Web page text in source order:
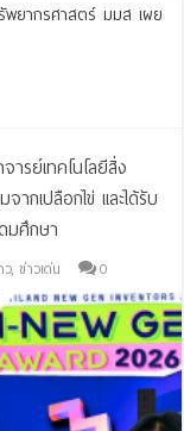
พยากรศาสตร์ มมส เผย
รย์เทคโนโลยีสิ่ง
ากเปลือกไข่ และได้รับ
มศึกษา
ว,ข่าวเด่น 0